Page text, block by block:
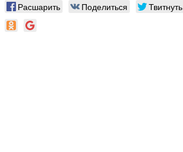
Расшарить Поделиться Твитнуть